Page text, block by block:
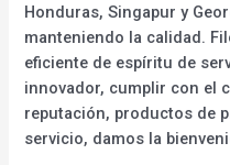
Honduras, Singapur y
manteniendo la calidad.
eficiente de espíritu de
innovador, cumplir con el
reputación, productos de
servicio, damos la